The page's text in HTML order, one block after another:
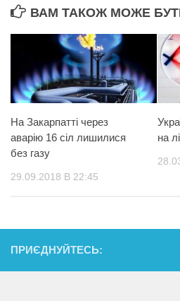
ВАМ ТАКОЖ МОЖЕ
На Закарпатті через
аварію 16 сіл лишилися
без газу
29.09.2018 В 22:45
на
ПРИЄДНУЙТЕСЬ: